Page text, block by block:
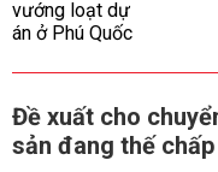
Đề xuất cho
sản đang thế